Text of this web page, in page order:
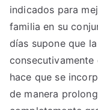
indicados para
familia en su
días supone que
hace que se
de manera